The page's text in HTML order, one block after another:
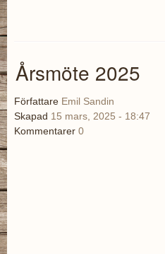
Årsmöte 2025
Författare Emil Sandin
Skapad 15 mars, 2025 - 18:47
Kommentarer 0